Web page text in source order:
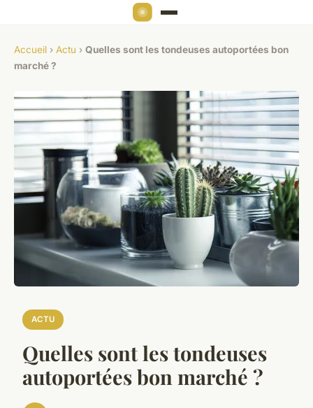
Accueil › Actu › Quelles sont les tondeuses autoportées bon
marché ?
ACTU
Quelles sont les tondeuses
autoportées bon marché ?